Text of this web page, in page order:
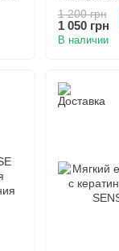
волос 1000ml
1 200 грн
1 050 грн
В наличии